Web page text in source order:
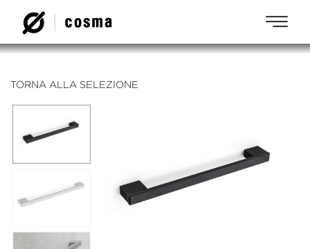
TORNA ALLA SELEZIONE